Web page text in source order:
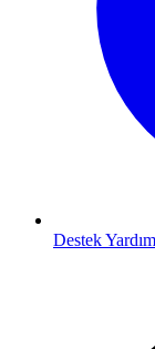
Destek